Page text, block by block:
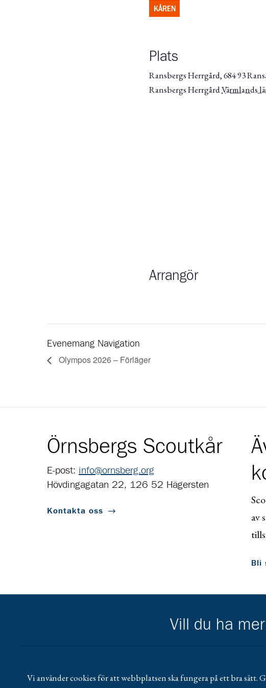
KÅREN
Plats
Ransbergs Herrgård, 684 93
Ransbergs HerrgårdVärmlands
Arrangör
Evenemang Navigation
Olympos 2026 – Förläger
Örnsbergs Scoutkår
E-post: info@ornsberg.org
Hövdingagatan 22, 126 52 Hägersten
Kontakta oss
av
Bli
Vill du ha
Vi använder cookies för att webbplatsen ska fungera på ett bra sätt.